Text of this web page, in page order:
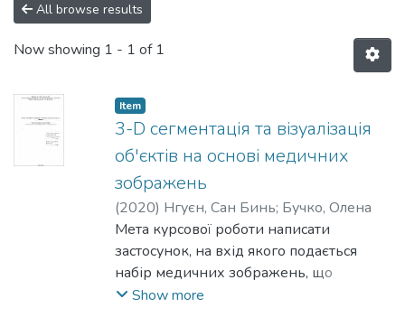
All browse results
Now showing 1 - 1 of 1
Item
3-D сегментація та візуалізація
об'єктів на основі медичних
зображень
(2020) Нгуєн, Сан Бинь; Бучко, Олена
Мета курсової роботи написати
застосунок, на вхід якого подається
набір медичних зображень, що
являють собою 2D зрізи певної ділянки
Show more